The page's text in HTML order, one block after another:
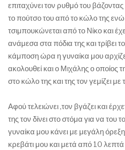
επιταχύνει τον ρυθμό του
το πούτσο του από το κώλο της ενώ
τσιμπουκώνεται από το Νίκο και
ανάμεσα στα πόδια της και τρίβει
κάμποση ώρα η γυναίκα μου
ακολουθεί και ο Μιχάλης ο οποίος
στο κώλο της και της τον γεμίζει με
Αφού τελειώνει ,τον βγάζει και
της τον δίνει στο στόμα για να του
γυναίκα μου κάνει με μεγάλη
κρεβάτι μου και μετά από 10 λεπτά